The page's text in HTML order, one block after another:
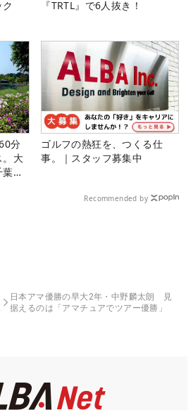
『TRTL』で6人抜き！
分
。大
葉
ゴルフの熱狂を、つくる仕
事。｜スタッフ募集中
Recommended by
日本アマ優勝の早大2年・中野麟太朗 見
据えるのは「アマチュアでツアー優勝」